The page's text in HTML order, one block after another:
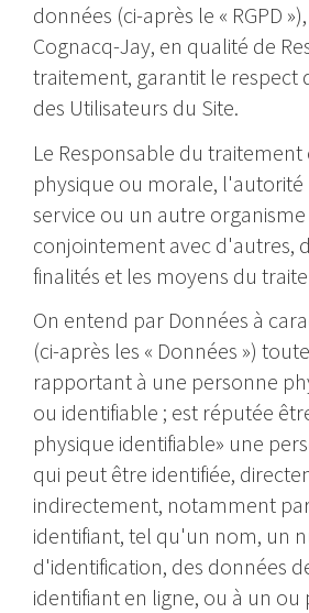
données (ci-après le « RGPD
Cognacq-Jay, en qualité de
traitement, garantit le respect
des Utilisateurs du Site.
Le Responsable du
physique ou morale,
service ou un autre
conjointement avec d'autres,
finalités et les moyens du
On entend par Données à
(ci-après les « Données »)
rapportant à une personne
ou identifiable ; est réputée
physique identifiable» une
qui peut être identifiée,
indirectement, notamment
identifiant, tel qu'un nom, un
d'identification, des données
identifiant en ligne, ou à un ou